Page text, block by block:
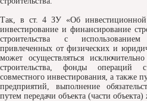
Так, в ст. 4 ЗУ «Об инвестиционной
инвестирование и финансирование
строительства с использованием
привлеченных от физических и
может осуществляться
строительства, фонды операций
совместного инвестирования, а также
предприятий, выполнение
путем передачи объекта (части